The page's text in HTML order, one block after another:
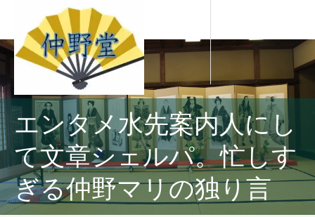
エンタメ水先案内人にし
て文章シェルパ。忙しす
ぎる仲野マリの独り言